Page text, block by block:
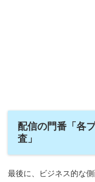
配信の門番「各
査」
最後に、ビジネス的な